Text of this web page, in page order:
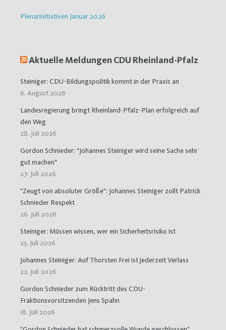
Plenarinitiativen Januar 2026
Aktuelle Meldungen CDU Rheinland-Pfalz
Steiniger: CDU-Bildungspolitik kommt in der Praxis an
6. August 2026
Landesregierung bringt Rheinland-Pfalz-Plan erfolgreich auf
den Weg
28. Juli 2026
Gordon Schnieder: "Johannes Steiniger wird seine Sache sehr
gut machen"
27. Juli 2026
"Zeugt von absoluter Größe": Johannes Steiniger zollt Patrick
Schnieder Respekt
26. Juli 2026
Steiniger: Müssen wissen, wer ein Sicherheitsrisiko ist
23. Juli 2026
Johannes Steiniger: Auf Thorsten Frei ist jederzeit Verlass
22. Juli 2026
Gordon Schnieder zum Rücktritt des CDU-
Fraktionsvorsitzenden Jens Spahn
18. Juli 2026